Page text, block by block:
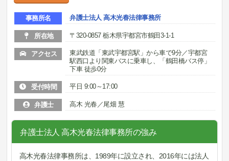
事務所名 弁護士法人 高木光春法律事務所
所在地 〒320-0857 栃木県宇都宮市鶴田3-1-1
アクセス
東武鉄道「東武宇都宮駅」から車で9分／宇都宮
駅西口より関東バスに乗車し、「鶴田橋バス停」
下車 徒歩0分
受付時間 平日 9:00～17:00
弁護士 高木 光春／尾畑 慧
弁護士法人 高木光春法律事務所の強み
高木光春法律事務所は、1989年に設立され、2016年には法人